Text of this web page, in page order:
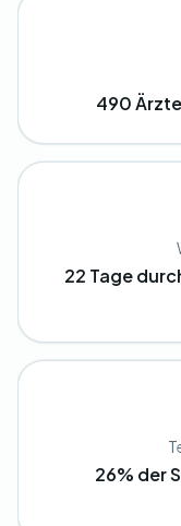
490
22 Tage
26% der